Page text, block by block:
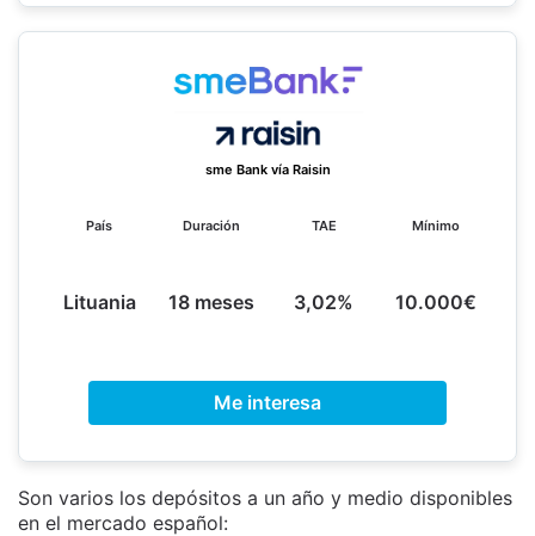
sme Bank vía Raisin
País
Lituania
Duración
18 meses
TAE
3,02%
Mínimo
10.000€
Me interesa
Son varios los depósitos a un año y medio disponibles
en el mercado español: